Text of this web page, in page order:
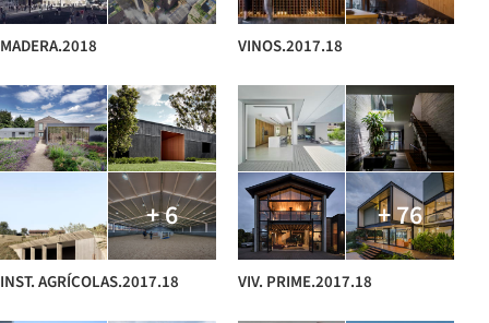
MADERA.2018 VINOS.2017.18
+ 6
INST. AGRÍCOLAS.2017.18
+ 76
VIV. PRIME.2017.18